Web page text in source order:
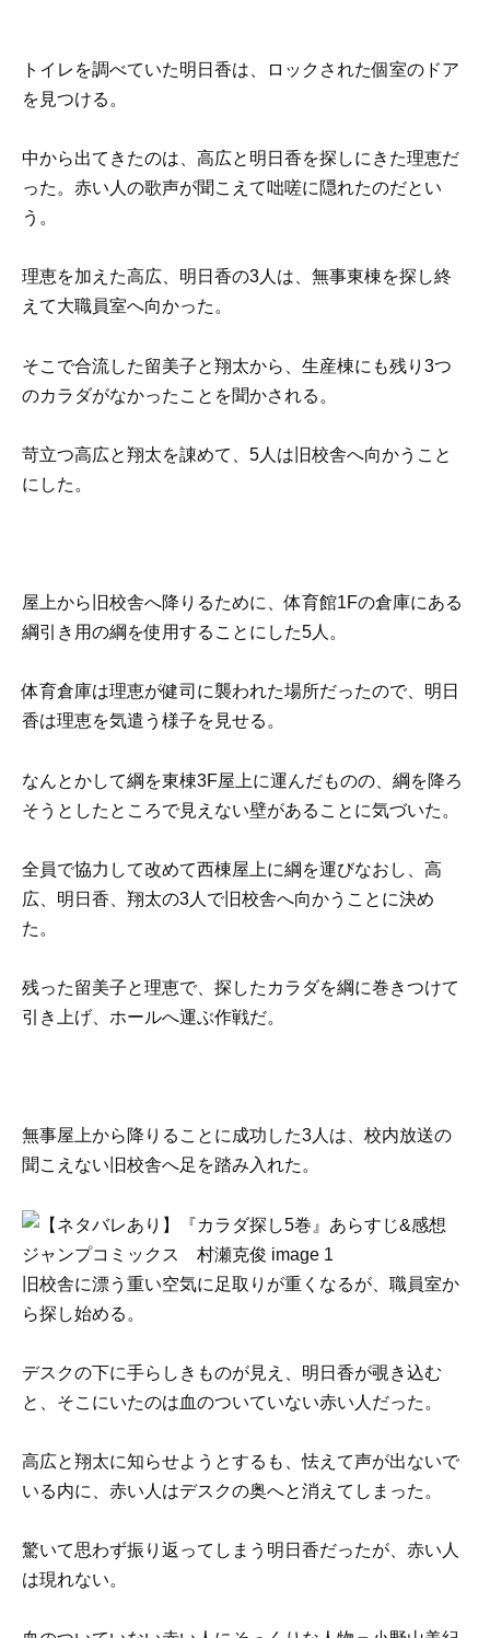
トイレを調べていた明日香は、ロックされた個室のドア
を見つける。
中から出てきたのは、高広と明日香を探しにきた理恵だ
った。赤い人の歌声が聞こえて咄嗟に隠れたのだとい
う。
理恵を加えた高広、明日香の3人は、無事東棟を探し終
えて大職員室へ向かった。
そこで合流した留美子と翔太から、生産棟にも残り3つ
のカラダがなかったことを聞かされる。
苛立つ高広と翔太を諌めて、5人は旧校舎へ向かうこと
にした。
屋上から旧校舎へ降りるために、体育館1Fの倉庫にある
綱引き用の綱を使用することにした5人。
体育倉庫は理恵が健司に襲われた場所だったので、明日
香は理恵を気遣う様子を見せる。
なんとかして綱を東棟3F屋上に運んだものの、綱を降ろ
そうとしたところで見えない壁があることに気づいた。
全員で協力して改めて西棟屋上に綱を運びなおし、高
広、明日香、翔太の3人で旧校舎へ向かうことに決め
た。
残った留美子と理恵で、探したカラダを綱に巻きつけて
引き上げ、ホールへ運ぶ作戦だ。
無事屋上から降りることに成功した3人は、校内放送の
聞こえない旧校舎へ足を踏み入れた。
旧校舎に漂う重い空気に足取りが重くなるが、職員室か
ら探し始める。
デスクの下に手らしきものが見え、明日香が覗き込む
と、そこにいたのは血のついていない赤い人だった。
高広と翔太に知らせようとするも、怯えて声が出ないで
いる内に、赤い人はデスクの奥へと消えてしまった。
驚いて思わず振り返ってしまう明日香だったが、赤い人
は現れない。